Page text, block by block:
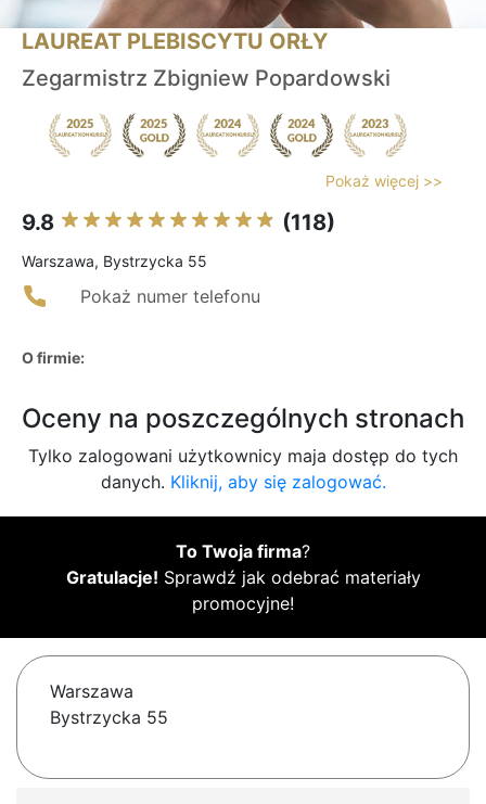
LAUREAT PLEBISCYTU ORŁY
Zegarmistrz Zbigniew Popardowski
Pokaż więcej >>
9.8 (118)
Warszawa, Bystrzycka 55
Pokaż numer telefonu
O firmie:
Oceny na poszczególnych stronach
Tylko zalogowani użytkownicy maja dostęp do tych
danych. Kliknij, aby się zalogować.
To Twoja firma?
Gratulacje! Sprawdź jak odebrać materiały
promocyjne!
Warszawa
Bystrzycka 55